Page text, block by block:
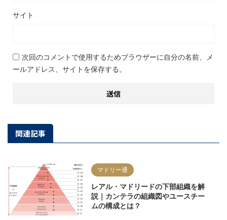
サイト
次回のコメントで使用するためブラウザーに自分の名前、メ
ールアドレス、サイトを保存する。
関連記事
マドリー通
レアル・マドリードの下部組織を解
説｜カンテラの組織図やユースチー
ムの構成とは？